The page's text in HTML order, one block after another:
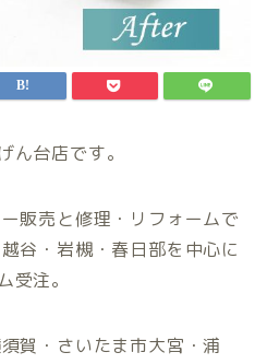
ん台店です。
販売と修理・リフォームで
谷・岩槻・春日部を中心に
受注。
賀・さいたま市大宮・浦